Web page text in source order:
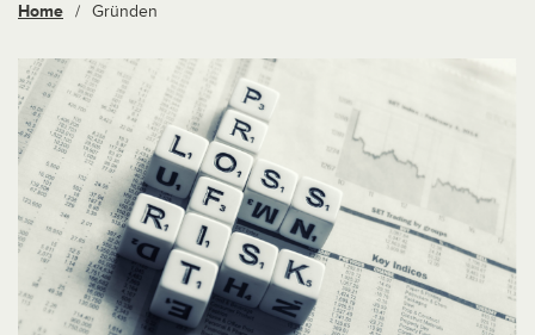
Home / Gründen